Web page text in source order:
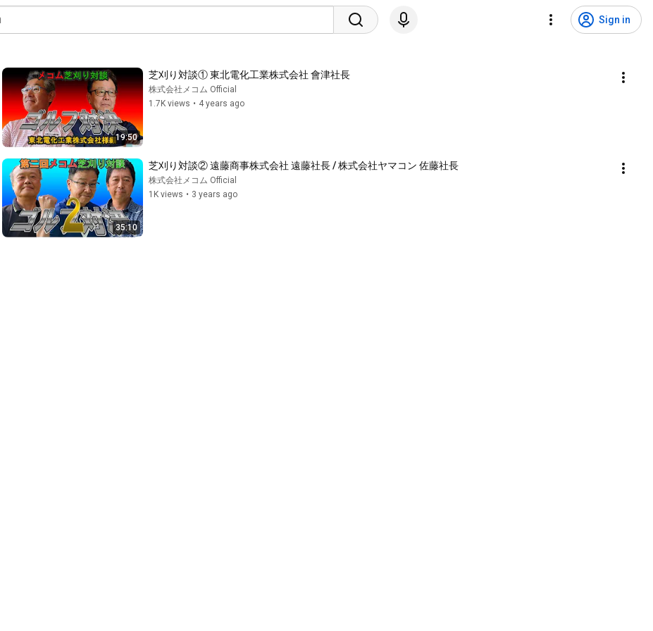
Sign in
19:50
芝刈り対談① 東北電化工業株式会社 會津社長
株式会社メコム Official
1.7K views • 4 years ago
35:10
芝刈り対談② 遠藤商事株式会社 遠藤社長 / 株式会社ヤマコン 佐藤社長
株式会社メコム Official
1K views • 3 years ago